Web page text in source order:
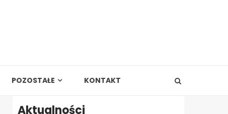
POZOSTAŁE KONTAKT
Aktualności